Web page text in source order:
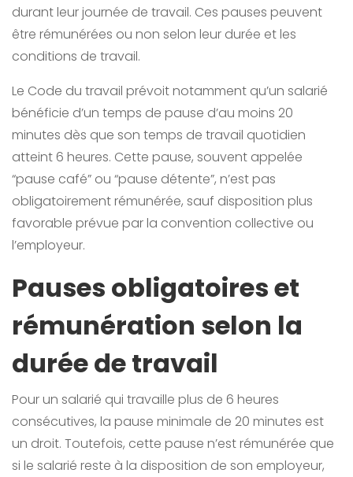
durant leur journée de travail. Ces pauses peuvent
être rémunérées ou non selon leur durée et les
conditions de travail.
Le Code du travail prévoit notamment qu’un salarié
bénéficie d’un temps de pause d’au moins 20
minutes dès que son temps de travail quotidien
atteint 6 heures. Cette pause, souvent appelée
“pause café” ou “pause détente”, n’est pas
obligatoirement rémunérée, sauf disposition plus
favorable prévue par la convention collective ou
l’employeur.
Pauses obligatoires et
rémunération selon la
durée de travail
Pour un salarié qui travaille plus de 6 heures
consécutives, la pause minimale de 20 minutes est
un droit. Toutefois, cette pause n’est rémunérée que
si le salarié reste à la disposition de son employeur,